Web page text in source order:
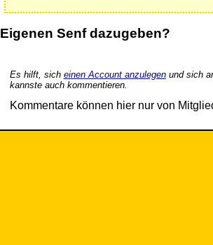
Eigenen Senf dazugeben?
Es hilft, sich einen Account anzulegenund sich
kannste auch kommentieren.
Kommentare können hier nur von